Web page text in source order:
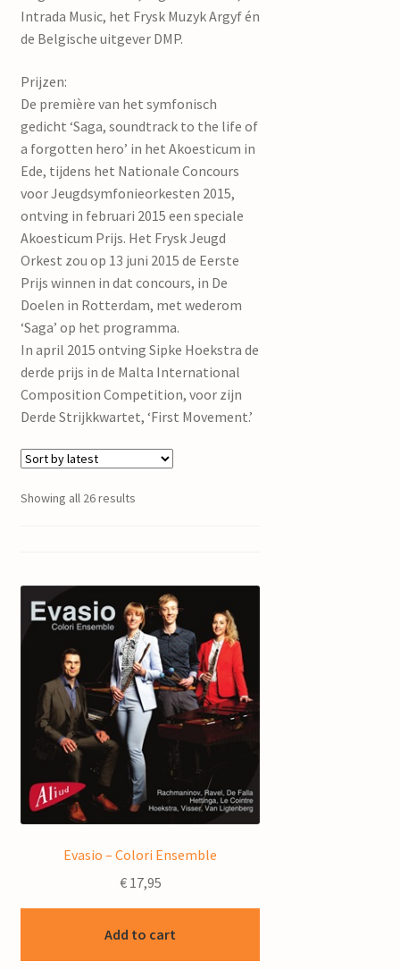
Intrada Music, het Frysk Muzyk Argyf én
de Belgische uitgever DMP.
Prijzen:
De première van het symfonisch
gedicht ‘Saga, soundtrack to the life of
a forgotten hero’ in het Akoesticum in
Ede, tijdens het Nationale Concours
voor Jeugdsymfonieorkesten 2015,
ontving in februari 2015 een speciale
Akoesticum Prijs. Het Frysk Jeugd
Orkest zou op 13 juni 2015 de Eerste
Prijs winnen in dat concours, in De
Doelen in Rotterdam, met wederom
‘Saga’ op het programma.
In april 2015 ontving Sipke Hoekstra de
derde prijs in de Malta International
Composition Competition, voor zijn
Derde Strijkkwartet, ‘First Movement.’
Showing all 26 results
Evasio – Colori Ensemble
€17,95
Add to cart